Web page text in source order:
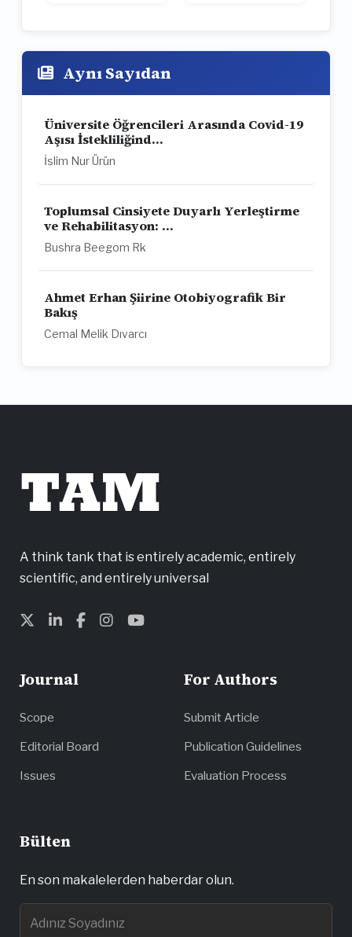
Aynı Sayıdan
Üniversite Öğrencileri Arasında Covid-19
Aşısı İstekliliğind...
İslim Nur Ürün
Toplumsal Cinsiyete Duyarlı Yerleştirme
ve Rehabilitasyon: ...
Bushra Beegom Rk
Ahmet Erhan Şiirine Otobiyografik Bir
Bakış
Cemal Melik Dıvarcı
TAM
A think tank that is entirely academic, entirely
scientific, and entirely universal
Journal
Scope
Editorial Board
Issues
For Authors
Submit Article
Publication Guidelines
Evaluation Process
Bülten
En son makalelerden haberdar olun.